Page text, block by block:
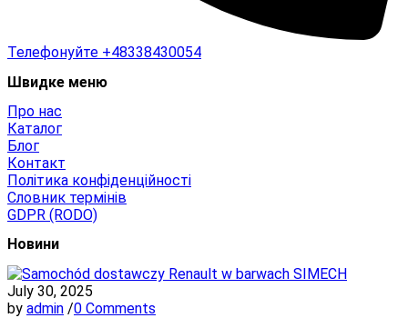
Телефонуйте +48338430054
Швидке меню
Про нас
Каталог
Блог
Контакт
Політика конфіденційності
Словник термінів
GDPR (RODO)
Новини
July 30, 2025
by admin /0 Comments